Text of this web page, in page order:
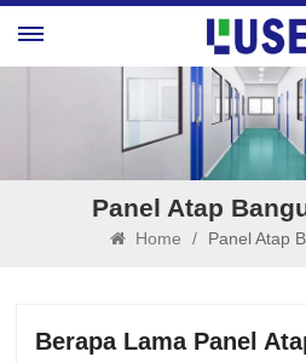
Panel Atap
Home / Panel Atap
Berapa Lama Panel